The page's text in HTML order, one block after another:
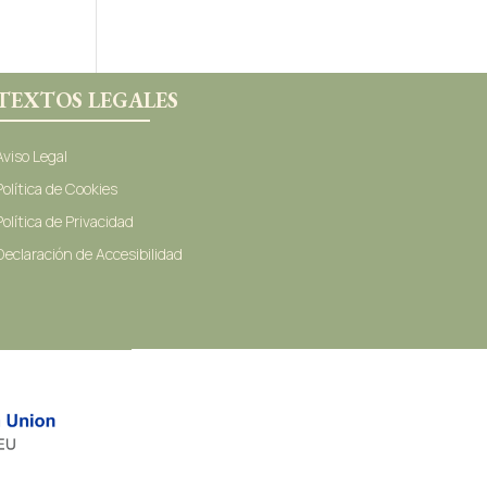
LEGALES
Legal
de Cookies
de Privacidad
de Accesibilidad